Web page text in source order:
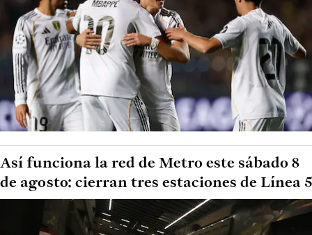
Así funciona la red de Metro este sábado 8
de agosto: cierran tres estaciones de Línea 5